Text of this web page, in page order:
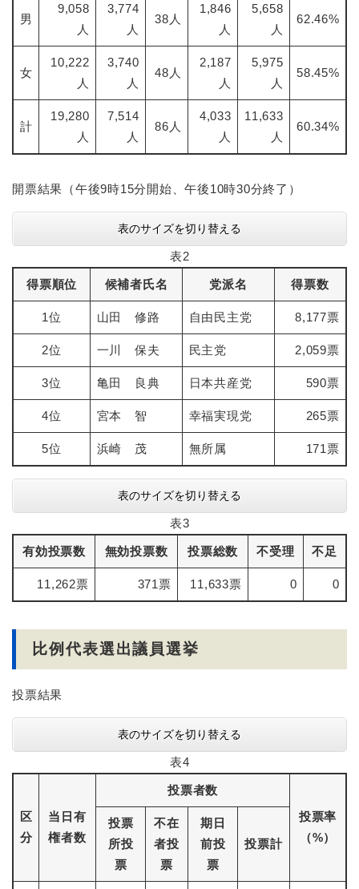
男
9,058
人
3,774
人
38人
1,846
人
5,658
人
62.46%
女
10,222
人
3,740
人
48人
2,187
人
5,975
人
58.45%
計
19,280
人
7,514
人
86人
4,033
人
11,633
人
60.34%
開票結果（午後9時15分開始、午後10時30分終了）
表のサイズを切り替える
表2
得票順位 候補者氏名 党派名 得票数
1位 山田 修路 自由民主党 8,177票
2位 一川 保夫 民主党 2,059票
3位 亀田 良典 日本共産党 590票
4位 宮本 智 幸福実現党 265票
5位 浜崎 茂 無所属 171票
表のサイズを切り替える
表3
有効投票数 無効投票数 投票総数 不受理 不足
11,262票 371票 11,633票 0 0
比例代表選出議員選挙
投票結果
表のサイズを切り替える
表4
区
分
当日有
権者数
投票者数
投票率
（%）
投票
所投
票
不在
者投
票
期日
前投
票
投票計